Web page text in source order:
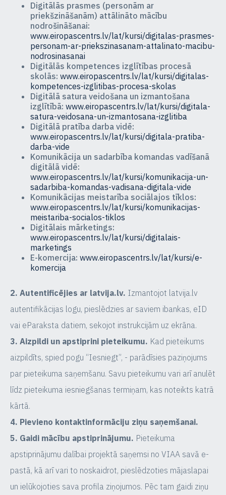
Digitālās prasmes (personām ar
priekšzināšanām) attālināto mācību
nodrošināšanai:
www.eiropascentrs.lv/lat/kursi/digitalas-prasmes-
personam-ar-priekszinasanam-attalinato-macibu-
nodrosinasanai
Digitālās kompetences izglītības procesā
skolās: www.eiropascentrs.lv/lat/kursi/digitalas-
kompetences-izglitibas-procesa-skolas
Digitālā satura veidošana un izmantošana
izglītībā: www.eiropascentrs.lv/lat/kursi/digitala-
satura-veidosana-un-izmantosana-izglitiba
Digitālā pratība darba vidē:
www.eiropascentrs.lv/lat/kursi/digitala-pratiba-
darba-vide
Komunikācija un sadarbība komandas vadīšanā
digitālā vidē:
www.eiropascentrs.lv/lat/kursi/komunikacija-un-
sadarbiba-komandas-vadisana-digitala-vide
Komunikācijas meistarība sociālajos tīklos:
www.eiropascentrs.lv/lat/kursi/komunikacijas-
meistariba-socialos-tiklos
Digitālais mārketings:
www.eiropascentrs.lv/lat/kursi/digitalais-
marketings
E-komercija: www.eiropascentrs.lv/lat/kursi/e-
komercija
2. Autentificējies ar latvija.lv. Izmantojot latvija.lv
autentifikācijas logu, pieslēdzies ar saviem ibankas, eID
vai eParaksta datiem, sekojot instrukcijām uz ekrāna.
3. Aizpildi un apstiprini pieteikumu. Kad pieteikums
aizpildīts, spied pogu “Iesniegt”, - parādīsies paziņojums
par pieteikuma saņemšanu. Savu pieteikumu vari arī anulēt
līdz pieteikuma iesniegšanas termiņam, kas noteikts katrā
kārtā.
4. Pievieno kontaktinformāciju ziņu saņemšanai.
5. Gaidi mācību apstiprinājumu. Pieteikuma
apstiprinājumu dalībai projektā saņemsi no VIAA savā e-
pastā, kā arī vari to noskaidrot, pieslēdzoties mājaslapai
un ielūkojoties sava profila ziņojumos. Pēc tam gaidi ziņu